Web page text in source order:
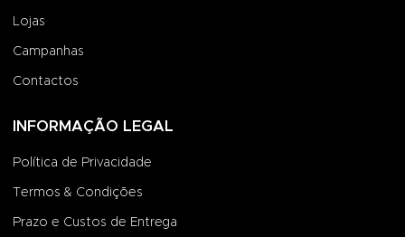
Lojas
Campanhas
Contactos
INFORMAÇÃO LEGAL
Política de Privacidade
Termos & Condições
Prazo e Custos de Entrega